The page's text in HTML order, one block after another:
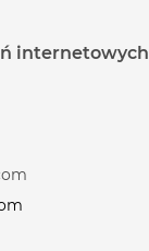
internetowych